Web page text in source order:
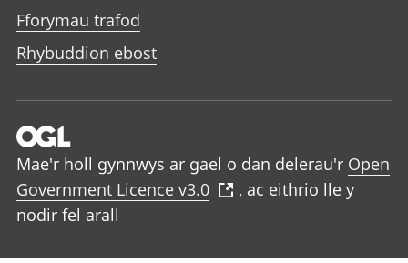
Fforymau trafod
Rhybuddion ebost
Mae'r holl gynnwys ar gael o dan delerau'r Open
Government Licence v3.0
, ac eithrio lle y
nodir fel arall